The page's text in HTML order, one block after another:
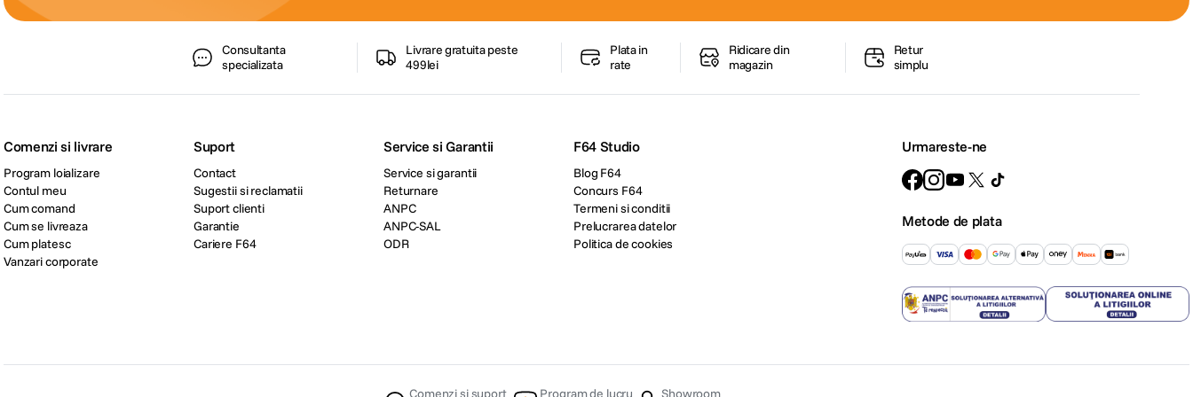
Consultanta
specializata
Livrare gratuita peste
499lei
Plata in
rate
Ridicare din
magazin
Retur
simplu
Comenzi si livrare
Program loializare
Contul meu
Cum comand
Cum se livreaza
Cum platesc
Vanzari corporate
Suport
Contact
Sugestii si reclamatii
Suport clienti
Garantie
Cariere F64
Service si Garantii
Service si garantii
Returnare
ANPC
ANPC-SAL
ODR
F64 Studio
Blog F64
Concurs F64
Termeni si conditii
Prelucrarea datelor
Politica de cookies
Urmareste-ne
Metode de plata
Comenzi si suport Program de lucru Showroom